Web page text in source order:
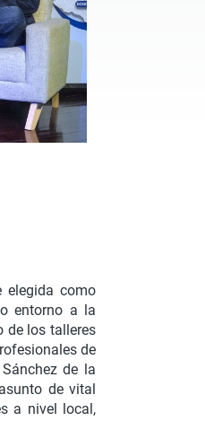
elegida como
entorno a la
de los talleres
de
de la
de vital
a nivel local,